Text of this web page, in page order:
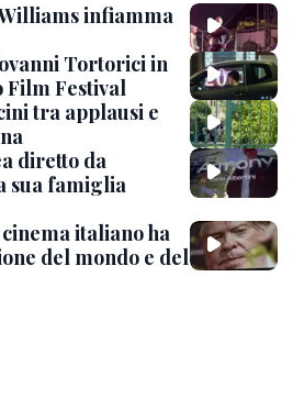
infiamma
Tortorici in
Film Festival
tra applausi e
diretto da
sua famiglia
italiano ha
del mondo e del